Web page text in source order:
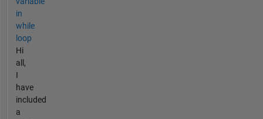
in
while
loop
Hi
all,
I
have
included
a